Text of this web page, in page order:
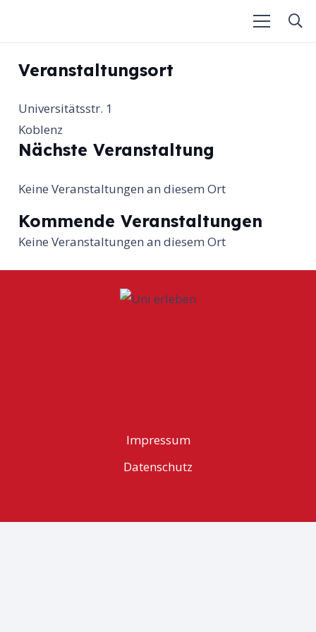
Veranstaltungsort
Universitätsstr. 1
Koblenz
Nächste Veranstaltung
Keine Veranstaltungen an diesem Ort
Kommende Veranstaltungen
Keine Veranstaltungen an diesem Ort
Impressum
Datenschutz